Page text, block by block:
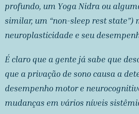
profundo, um Yoga Nidra ou
similar, um “non-sleep rest state”)
neuroplasticidade e seu
É claro que a gente já sabe que
que a privação de sono causa a
desempenho motor e
mudanças em vários níveis